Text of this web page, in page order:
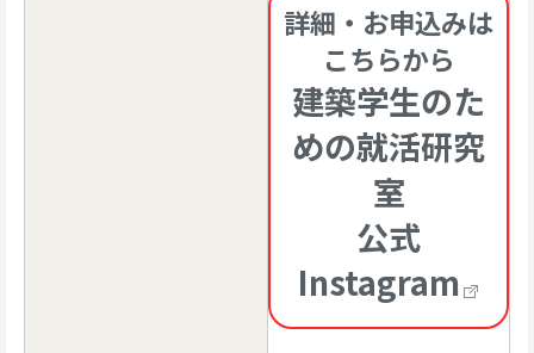
詳細・お申込みは
こちらから
建築学生のた
めの就活研究
室
公式
Instagram